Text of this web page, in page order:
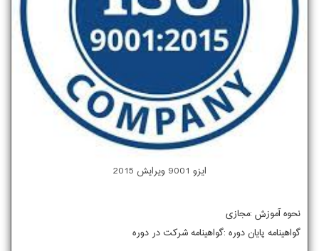
ایزو 9001 ویرایش 2015
نحوه آموزش :مجازی
گواهینامه پایان دوره :گواهینامه شرکت در دوره